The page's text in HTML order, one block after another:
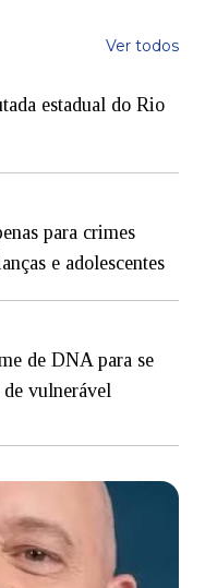
Ver todos
estadual do Rio
para crimes
e adolescentes
de DNA para se
de vulnerável